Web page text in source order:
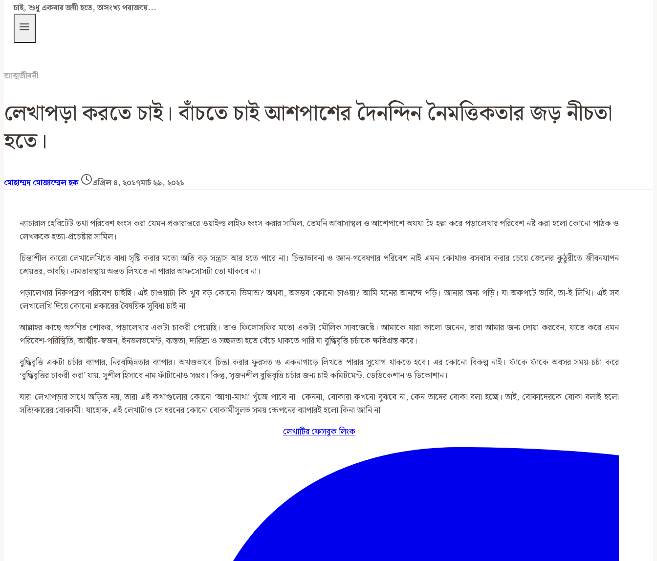
চাই, শুধু একবার জয়ী হতে, অসংখ্য পরাজয়ে...
আত্মজীবনী
লেখাপড়া করতে চাই। বাঁচতে চাই আশপাশের দৈনন্দিন নৈমত্তিকতার জড় নীচতা
হতে।
মোহাম্মদ মোজাম্মেল হক এপ্রিল ৪, ২০১৭মার্চ ২৯, ২০২১
ন্যাচারাল হেবিটেট তথা পরিবেশ ধ্বংস করা যেমন প্রকারান্তরে ওয়াইল্ড লাইফ ধ্বংস করার সামিল, তেমনি আবাসাস্থল ও আশেপাশে অযথা হৈ-হল্লা করে পড়ালেখার পরিবেশ নষ্ট করা হলো কোনো পাঠক ও
লেখককে হত্যা-প্রচেষ্টার সামিল।
চিন্তাশীল কারো লেখালেখিতে বাধা সৃষ্টি করার মতো অতি বড় সন্ত্রাস আর হতে পারে না। চিন্তাভাবনা ও জ্ঞান-গবেষণার পরিবেশ নাই এমন কোথাও বসবাস করার চেয়ে জেলের কুঠুরীতে জীবনযাপন
শ্রেয়তর, ভাবছি। এমতাবস্থায় অন্তত লিখতে না পারার আফসোসটা তো থাকবে না।
পড়ালেখার নিরুপদ্রপ পরিবেশ চাইছি। এই চাওয়াটা কি খুব বড় কোনো ডিমান্ড? অথবা, অসম্ভব কোনো চাওয়া? আমি মনের আনন্দে পড়ি। জানার জন্য পড়ি। যা অকপটে ভাবি, তা-ই লিখি। এই সব
লেখালেখি দিয়ে কোনো প্রকারের বৈষয়িক সুবিধা চাই না।
আল্লাহর কাছে অগণিত শোকর, পড়ালেখার একটা চাকরী পেয়েছি। তাও ফিলোসফির মতো একটা মৌলিক সাবজেক্টে। আমাকে যারা ভালো জনেন, তারা আমার জন্য দোয়া করবেন, যাতে করে এমন
পরিবেশ-পরিস্থিতি, আত্মীয়-স্বজন, ইনভলভমেন্ট, ব্যস্ততা, দারিদ্র্য ও সচ্ছলতা হতে বেঁচে থাকতে পারি যা বুদ্ধিবৃত্তি চর্চাকে ক্ষতিগ্রস্ত করে।
বুদ্ধিবৃত্তি একটা চর্চার ব্যাপার, নিরবচ্ছিন্নতার ব্যাপার। অখণ্ডভাবে চিন্তা করার ফুরসত ও একনাগাড়ে লিখতে পারার সুযোগ থাকতে হবে। এর কোনো বিকল্প নাই। ফাঁকে ফাঁকে অবসর সময়-চর্চা করে
‘বুদ্ধিবৃত্তির চাকরী করা’ যায়, সুশীল হিসাবে নাম ফাঁটানোও সম্ভব। কিন্তু, সৃজনশীল বুদ্ধিবৃত্তি চর্চার জন্য চাই কমিটমেন্ট, ডেডিকেশান ও ডিভোশান।
যারা লেখাপড়ার সাথে জড়িত নয়, তারা এই কথাগুলোর কোনো ‘আগা-মাথা’ খুঁজে পাবে না। কেননা, বোকারা কখনো বুঝবে না, কেন তাদের বোকা বলা হচ্ছে। তাই, বোকাদেরকে বোকা বলাই হলো
সত্যিকারের বোকামী। যাহোক, এই লেখাটাও সে ধরনের কোনো বোকামীসুলভ সময় ক্ষেপনের ব্যাপারই হলো কিনা জানি না।
লেখাটির ফেসবুক লিংক